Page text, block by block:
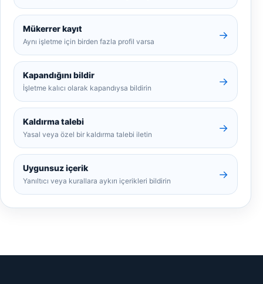
Mükerrer kayıt
Aynı işletme için birden fazla profil varsa
→
Kapandığını bildir
İşletme kalıcı olarak kapandıysa bildirin
→
Kaldırma talebi
Yasal veya özel bir kaldırma talebi iletin
→
Uygunsuz içerik
Yanıltıcı veya kurallara aykırı içerikleri bildirin
→